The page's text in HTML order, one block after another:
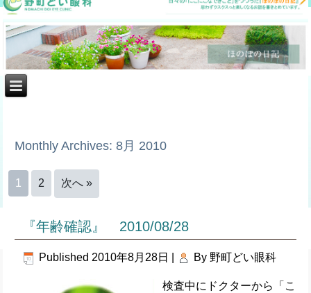
Monthly Archives:8月 2010
1 2 次へ »
『年齢確認』 2010/08/28
Published 2010年8月28日 By 野町どい眼科
検査中にドクターから「こ